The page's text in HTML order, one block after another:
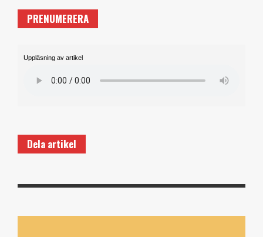
PRENUMERERA
Uppläsning av artikel
Dela artikel